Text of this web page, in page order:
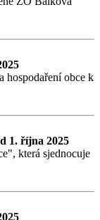
hospodaření obce k
1. října 2025
která sjednocuje